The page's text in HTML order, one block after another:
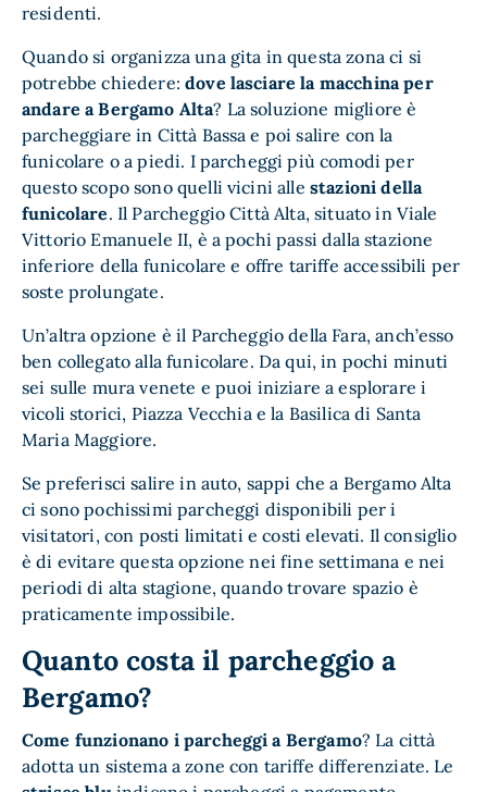
residenti.
Quando si organizza una gita in questa zona ci si
potrebbe chiedere:dove lasciare la macchina per
andare a Bergamo Alta? La soluzione migliore è
parcheggiare in Città Bassa e poi salire con la
funicolare o a piedi. I parcheggi più comodi per
questo scopo sono quelli vicini alle stazioni della
funicolare. Il Parcheggio Città Alta, situato in Viale
Vittorio Emanuele II, è a pochi passi dalla stazione
inferiore della funicolare e offre tariffe accessibili per
soste prolungate.
Un’altra opzione è il Parcheggio della Fara, anch’esso
ben collegato alla funicolare. Da qui, in pochi minuti
sei sulle mura venete e puoi iniziare a esplorare i
vicoli storici, Piazza Vecchia e la Basilica di Santa
Maria Maggiore.
Se preferisci salire in auto, sappi che a Bergamo Alta
ci sono pochissimi parcheggi disponibili per i
visitatori, con posti limitati e costi elevati. Il consiglio
è di evitare questa opzione nei fine settimana e nei
periodi di alta stagione, quando trovare spazio è
praticamente impossibile.
Quanto costa il parcheggio a
Bergamo?
Come funzionano i parcheggi a Bergamo? La città
adotta un sistema a zone con tariffe differenziate. Le